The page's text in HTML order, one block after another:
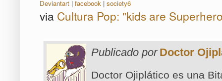
Deviantart | facebook | society6
via Cultura Pop: "kids are
Publicado por Doctor
Doctor Ojiplático es una